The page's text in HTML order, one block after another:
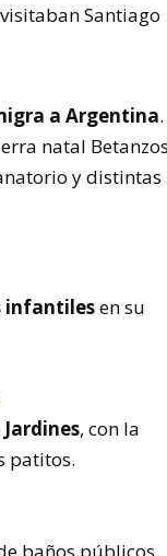
Santiago
a Argentina.
natal
y distintas
infantilesen su
Jardines, con la
patitos.
baños públicos.